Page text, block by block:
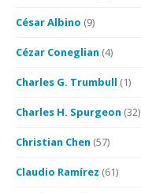
César Albino (9)
Cézar Coneglian (4)
Charles G. Trumbull (1)
Charles H. Spurgeon (32)
Christian Chen (57)
Claudio Ramírez (61)